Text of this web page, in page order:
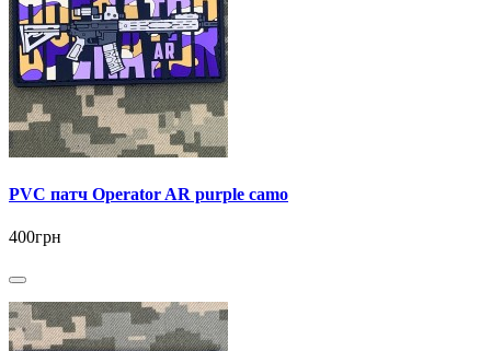
PVC патч Operator AR purple camo
400грн